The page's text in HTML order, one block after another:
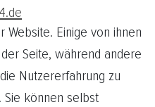
Einige von ihnen
Seite, während andere
Nutzererfahrung zu
Sie können selbst